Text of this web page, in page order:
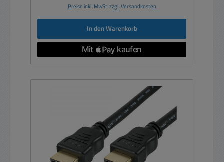
Preise inkl. MwSt. zzgl. Versandkosten
In den Warenkorb